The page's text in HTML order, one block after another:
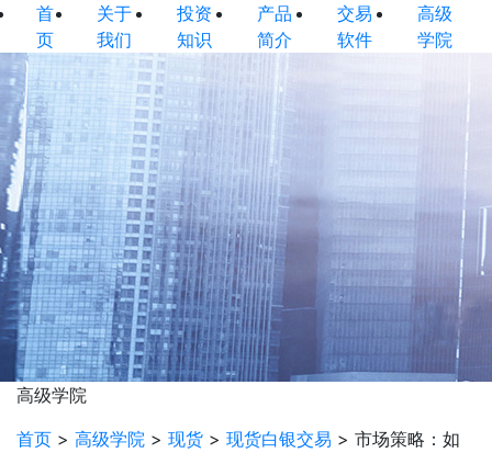
首
页
关于
我们
投资
知识
产品
简介
交易
软件
高级
学院
高级学院
首页 > 高级学院 > 现货 > 现货白银交易 > 市场策略：如